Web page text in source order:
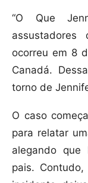
“O Que
ocorreu em 8
Canadá.
torno de
O caso
para relatar
alegando que
pais.